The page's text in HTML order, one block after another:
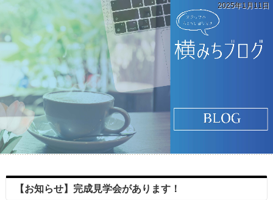
2025年1月11日
【お知らせ】完成見学会があります！